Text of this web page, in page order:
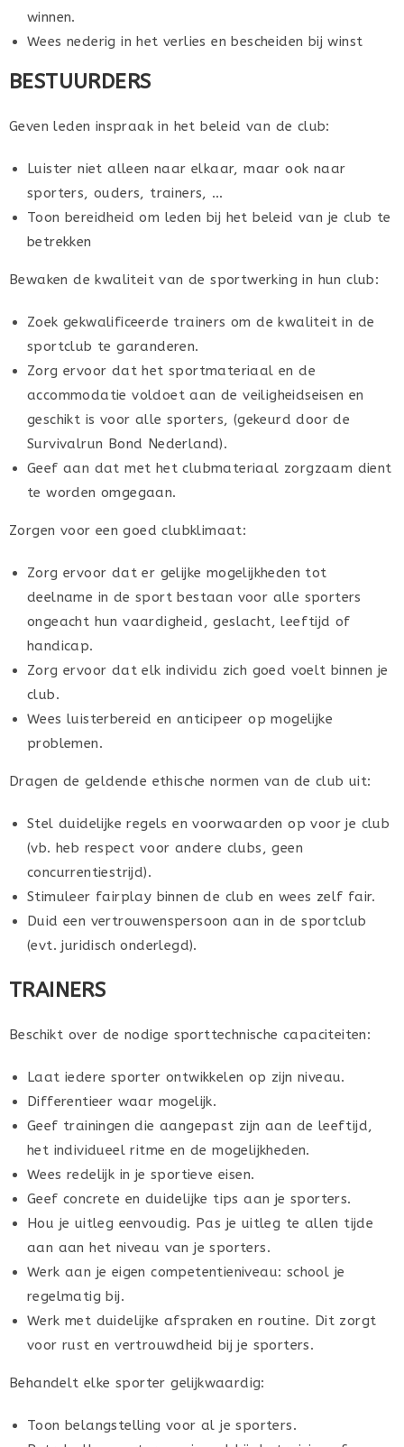
winnen.
Wees nederig in het verlies en bescheiden bij winst
BESTUURDERS
Geven leden inspraak in het beleid van de club:
Luister niet alleen naar elkaar, maar ook naar
sporters, ouders, trainers, …
Toon bereidheid om leden bij het beleid van je club te
betrekken
Bewaken de kwaliteit van de sportwerking in hun club:
Zoek gekwalificeerde trainers om de kwaliteit in de
sportclub te garanderen.
Zorg ervoor dat het sportmateriaal en de
accommodatie voldoet aan de veiligheidseisen en
geschikt is voor alle sporters, (gekeurd door de
Survivalrun Bond Nederland).
Geef aan dat met het clubmateriaal zorgzaam dient
te worden omgegaan.
Zorgen voor een goed clubklimaat:
Zorg ervoor dat er gelijke mogelijkheden tot
deelname in de sport bestaan voor alle sporters
ongeacht hun vaardigheid, geslacht, leeftijd of
handicap.
Zorg ervoor dat elk individu zich goed voelt binnen je
club.
Wees luisterbereid en anticipeer op mogelijke
problemen.
Dragen de geldende ethische normen van de club uit:
Stel duidelijke regels en voorwaarden op voor je club
(vb. heb respect voor andere clubs, geen
concurrentiestrijd).
Stimuleer fairplay binnen de club en wees zelf fair.
Duid een vertrouwenspersoon aan in de sportclub
(evt. juridisch onderlegd).
TRAINERS
Beschikt over de nodige sporttechnische capaciteiten:
Laat iedere sporter ontwikkelen op zijn niveau.
Differentieer waar mogelijk.
Geef trainingen die aangepast zijn aan de leeftijd,
het individueel ritme en de mogelijkheden.
Wees redelijk in je sportieve eisen.
Geef concrete en duidelijke tips aan je sporters.
Hou je uitleg eenvoudig. Pas je uitleg te allen tijde
aan aan het niveau van je sporters.
Werk aan je eigen competentieniveau: school je
regelmatig bij.
Werk met duidelijke afspraken en routine. Dit zorgt
voor rust en vertrouwdheid bij je sporters.
Behandelt elke sporter gelijkwaardig:
Toon belangstelling voor al je sporters.